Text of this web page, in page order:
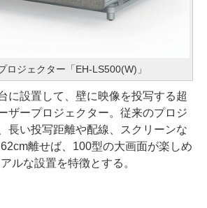
ロジェクター「EH-LS500(W)」
に設置して、壁に映像を投写する超
ザープロジェクター。従来のプロジ
長い投写距離や配線、スクリーンな
離せば、100型の大画面が楽しめ
ルな設置を特徴とする。